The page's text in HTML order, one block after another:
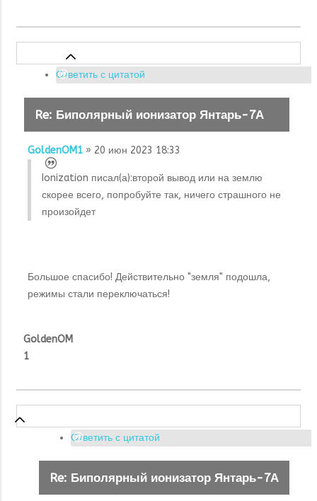
Ответить с цитатой
Re: Биполярный ионизатор Янтарь-7А
GoldenOM1 » 20 июн 2023 18:33
Ionization писал(а):второй вывод или на землю
скорее всего, попробуйте так, ничего страшного не
произойдет
Большое спасибо! Действительно "земля" подошла,
режимы стали переключаться!
GoldenOM
1
Ответить с цитатой
Re: Биполярный ионизатор Янтарь-7А